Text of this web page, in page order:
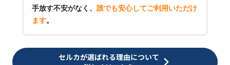
手放す不安がなく、 誰でも安心してご利用いただけ
ます。
セルカが選ばれる理由について